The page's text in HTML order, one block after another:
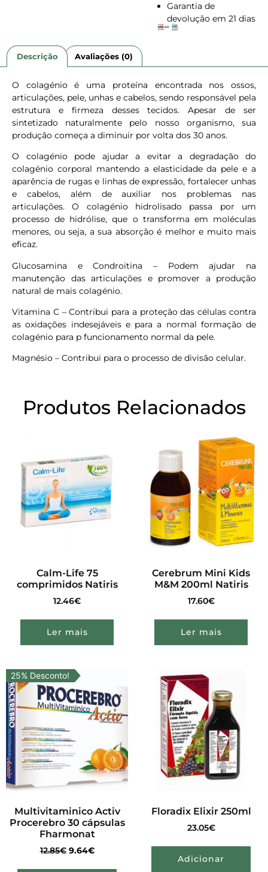
Garantia de
devolução em 21 dias
Descrição Avaliações (0)
O colagénio é uma proteína encontrada nos ossos,
articulações, pele, unhas e cabelos, sendo responsável pela
estrutura e firmeza desses tecidos. Apesar de ser
sintetizado naturalmente pelo nosso organismo, sua
produção começa a diminuir por volta dos 30 anos.
O colagénio pode ajudar a evitar a degradação do
colagénio corporal mantendo a elasticidade da pele e a
aparência de rugas e linhas de expressão, fortalecer unhas
e cabelos, além de auxiliar nos problemas nas
articulações. O colagénio hidrolisado passa por um
processo de hidrólise, que o transforma em moléculas
menores, ou seja, a sua absorção é melhor e muito mais
eficaz.
Glucosamina e Condroitina – Podem ajudar na
manutenção das articulações e promover a produção
natural de mais colagénio.
Vitamina C – Contribui para a proteção das células contra
as oxidações indesejáveis e para a normal formação de
colagénio para p funcionamento normal da pele.
Magnésio – Contribui para o processo de divisão celular.
Produtos Relacionados
Calm-Life 75
comprimidos Natiris
12.46€
Ler mais
Cerebrum Mini Kids
M&M 200ml Natiris
17.60€
Ler mais
25% Desconto!
Multivitaminico Activ
Procerebro 30 cápsulas
Fharmonat
12.85€ 9.64€
Floradix Elixir 250ml
23.05€
Adicionar